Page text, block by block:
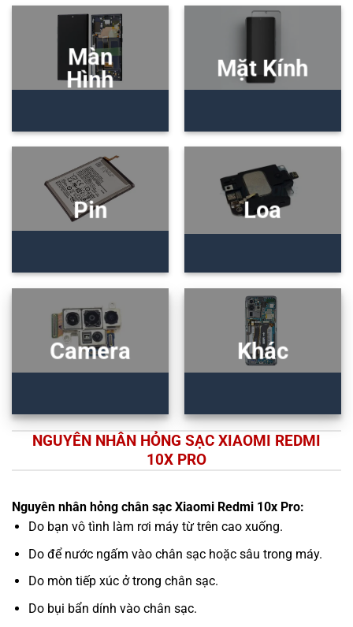
Màn
Hình
Mặt Kính
Pin Loa
Camera Khác
NGUYÊN NHÂN HỎNG SẠC XIAOMI REDMI
10X PRO
Nguyên nhân hỏng chân sạc Xiaomi Redmi 10x Pro:
Do bạn vô tình làm rơi máy từ trên cao xuống.
Do để nước ngấm vào chân sạc hoặc sâu trong máy.
Do mòn tiếp xúc ở trong chân sạc.
Do bụi bẩn dính vào chân sạc.